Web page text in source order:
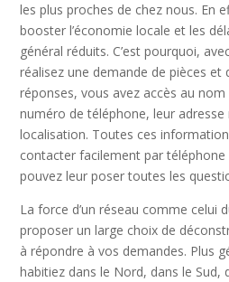
les plus proches de chez nous. En
booster l’économie locale et les
général réduits. C’est pourquoi,
réalisez une demande de pièces et
réponses, vous avez accès au
numéro de téléphone, leur adresse
localisation. Toutes ces
contacter facilement par téléphone
pouvez leur poser toutes les
La force d’un réseau comme celui
proposer un large choix de
à répondre à vos demandes. Plus
habitiez dans le Nord, dans le Sud,